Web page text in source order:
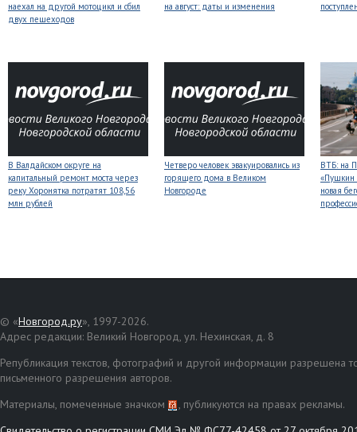
наехал на другой мотоцикл и сбил
двух пешеходов
на август: даты и изменения
В Валдайском округе на
капитальный ремонт моста через
реку Хоронятка потратят 108,56
млн рублей
Четверо человек эвакуировались из
горящего дома в Великом
Новгороде
ВТБ: на
«Пушкин
новая
© «Новгород.ру», 1997-2026.
Адрес редакции: Великий Новгород, ул. Нехинская, д. 8
Републикация текстов, фотографий и другой информации разрешена
письменного разрешения авторов.
Материалы, помеченные значком
, публикуются на правах рекламы.